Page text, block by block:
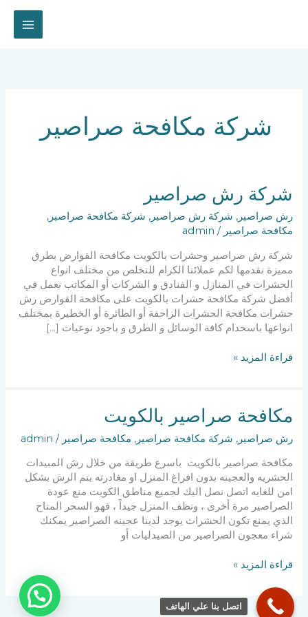
شركة مكافحة صراصير
شركة رش صراصير
رش صراصير, شركة رش صراصير, شركة مكافحة صراصير,
مكافحة صراصير /
admin
شركة رش صراصير وحشرات بالكويت مكافحة القوارض بطرق
مميزة نقدمها لكم عملائنا الكرام للتخلص من مختلف انواع
الحشرات في المنازل و الفنادق و الشركات أو المكاتب نعمل في
أفضل شركة مكافحة حشرات بالكويت على مكافحة القوارض رش
حشرات مكافحة الحشرات الزاحفة أو الطائرة أو الخطيرة بمختلف
انواعها باسخدام كافة الوسائل و الطرق و باجود نوعيات […]
شركة
صراصير
قراءة المزيد »
مكافحة صراصير بالكويت
رش صراصير, شركة مكافحة صراصير, مكافحة صراصير /
admin
مكافحة صراصير بالكويت باسرع طريقة من خلال رش المبيدات
الحشريه والعجينه بدون افراغ المنزل او مغادرته يتم الرش بشكل
امن للغايه اتصل نصل اليك لجميع مناطق الكويت منع عودة
الصراصير مرة أخرى ، ونظف المنزل جيداً ، فهو السحر المتاح
الذي يمنع تكون الحشرات يوجد لدينا عجينه الصراصير يمكنك
شراء معجون الصراصير من الصيدليات أو
مكافحة
بالكويت
قراءة المزيد »
اتصل بنا علي الهاتف